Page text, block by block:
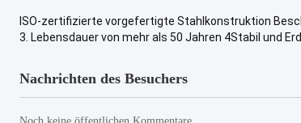
ISO-zertifizierte vorgefertigte Stahlkonstruktion
3. Lebensdauer von mehr als 50 Jahren 4Stabil und
Nachrichten des Besuchers
Noch keine öffentlichen Kommentare